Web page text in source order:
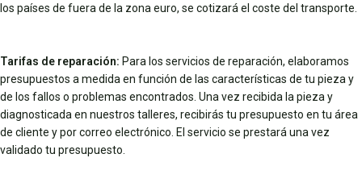
los países de fuera de la zona euro, se cotizará el coste del transporte.
Tarifas de reparación: Para los servicios de reparación, elaboramos
presupuestos a medida en función de las características de tu pieza y
de los fallos o problemas encontrados. Una vez recibida la pieza y
diagnosticada en nuestros talleres, recibirás tu presupuesto en tu área
de cliente y por correo electrónico. El servicio se prestará una vez
validado tu presupuesto.